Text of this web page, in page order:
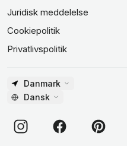
Juridisk meddelelse
Cookiepolitik
Privatlivspolitik
Danmark
Dansk